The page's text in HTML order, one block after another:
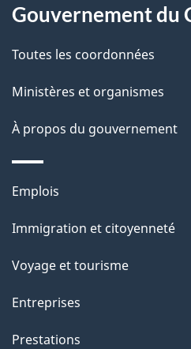
e
l
a
p
a
g
e
Gouvernement du
Toutes les coordonnées
Ministères et organismes
À propos du gouvernement
Thèmes
sujets
Emplois
Immigration et citoyenneté
Voyage et tourisme
Entreprises
Prestations